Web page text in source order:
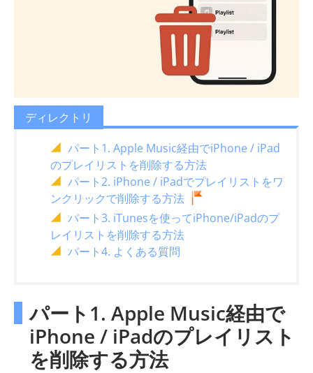
ディレクトリ
パート1. Apple Music経由でiPhone / iPad
のプレイリストを削除する方法
パート2. iPhone / iPadでプレイリストをワ
ンクリックで削除する方法
パート3. iTunesを使ってiPhone/iPadのプ
レイリストを削除する方法
パート4. よくある質問
パート1. Apple Music経由で
iPhone / iPadのプレイリスト
を削除する方法